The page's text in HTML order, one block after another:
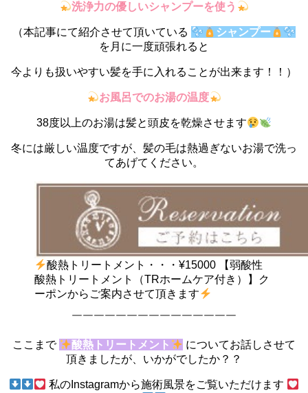
洗浄力の優しいシャンプーを使う
（本記事にて紹介させて頂いている
シャンプー
を月に一度頑張れると
今よりも扱いやすい髪を手に入れることが出来ます！！）
お風呂でのお湯の温度
38度以上のお湯は髪と頭皮を乾燥させます
冬には厳しい温度ですが、髪の毛は熱過ぎないお湯で洗っ
てあげてください。
酸熱トリートメント・・・¥15000 【弱酸性
酸熱トリートメント（TRホームケア付き）】ク
ーポンからご案内させて頂きます
￣￣￣￣￣￣￣￣￣￣￣￣￣￣￣
ここまで 酸熱トリートメント
についてお話しさせて
頂きましたが、いかがでしたか？？
私のInstagramから施術風景をご覧いただけます